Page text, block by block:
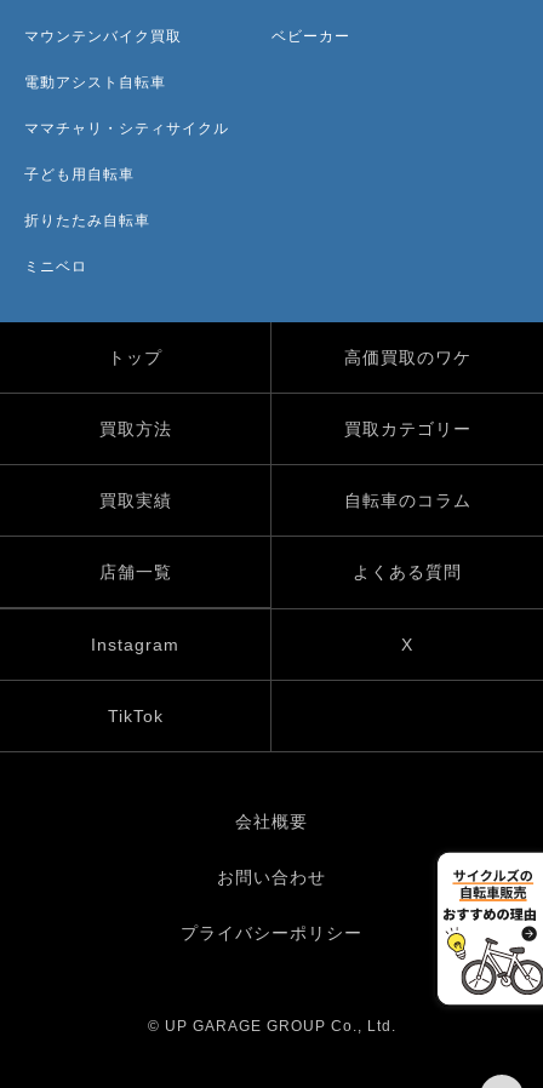
マウンテンバイク買取
電動アシスト自転車
ママチャリ・シティサイクル
子ども用自転車
折りたたみ自転車
ミニベロ
ベビーカー
トップ 高価買取のワケ
買取方法 買取カテゴリー
買取実績 自転車のコラム
店舗一覧 よくある質問
Instagram X
TikTok
会社概要
お問い合わせ
プライバシーポリシー
© UP GARAGE GROUP Co., Ltd.